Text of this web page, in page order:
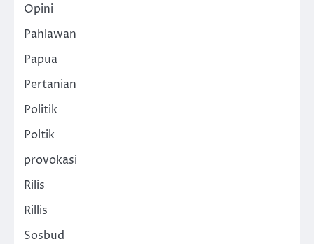
Opini
Pahlawan
Papua
Pertanian
Politik
Poltik
provokasi
Rilis
Rillis
Sosbud